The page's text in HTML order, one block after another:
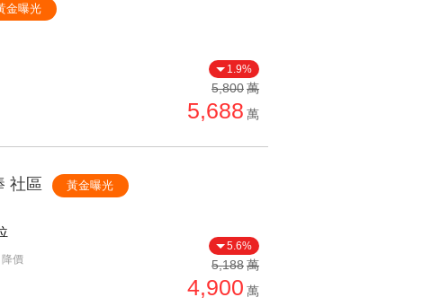
金曝光
1.9%
5,800萬
5,688 萬
社區 黃金曝光
降價
5.6%
5,188萬
4,900 萬